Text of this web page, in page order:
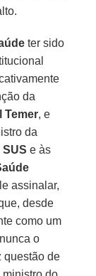
ter sido
da
Temer, e
da
SUS e às
assinalar,
desde
como um
o
questão de